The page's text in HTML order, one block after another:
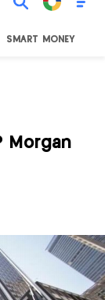
SMART MONEY
Morgan